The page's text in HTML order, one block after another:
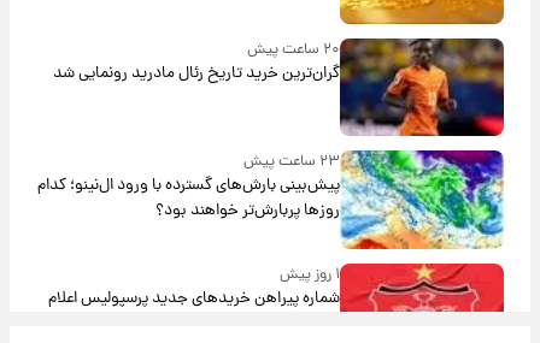
۲۰ ساعت پیش
گران‌ترین خرید تاریخ رئال مادرید رونمایی شد
۲۳ ساعت پیش
پیش‌بینی بارش‌های گسترده با ورود ال‌نینو؛ کدام
روزها پربارش‌تر خواهند بود؟
۱ روز پیش
شماره پیراهن خریدهای جدید پرسپولیس اعلام